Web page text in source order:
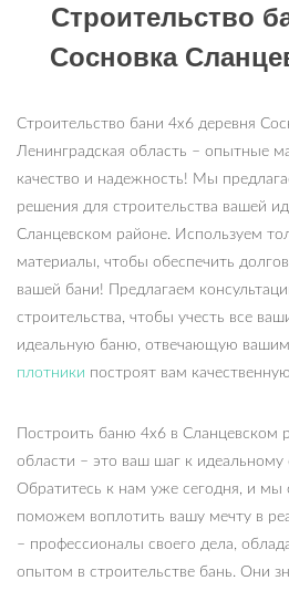
Строительство
Сосновка
Строительство бани 4х6 деревня
Ленинградская область – опытные
качество и надежность! Мы
решения для строительства вашей
Сланцевском районе. Используем
материалы, чтобы обеспечить
вашей бани! Предлагаем
строительства, чтобы учесть все
идеальную баню, отвечающую
плотники построят вам
Построить баню 4х6 в Сланцевском
области – это ваш шаг к идеальному
Обратитесь к нам уже сегодня, и мы
поможем воплотить вашу мечту в
– профессионалы своего дела,
опытом в строительстве бань. Они